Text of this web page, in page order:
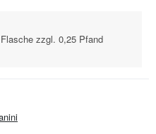
zzgl. 0,25 Pfand